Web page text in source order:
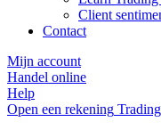
Client
Contact
Mijn account
Handel online
Help
Open een rekening Trading